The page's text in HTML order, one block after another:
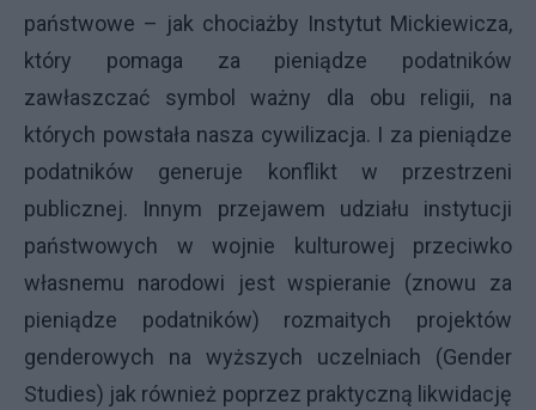
państwowe – jak chociażby Instytut Mickiewicza,
który pomaga za pieniądze podatników
zawłaszczać symbol ważny dla obu religii, na
których powstała nasza cywilizacja. I za pieniądze
podatników generuje konflikt w przestrzeni
publicznej. Innym przejawem udziału instytucji
państwowych w wojnie kulturowej przeciwko
własnemu narodowi jest wspieranie (znowu za
pieniądze podatników) rozmaitych projektów
genderowych na wyższych uczelniach (Gender
Studies) jak również poprzez praktyczną likwidację